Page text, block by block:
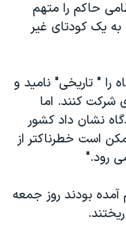
حاکم را متهم
به یک کودتای غیر
را " تاریخی" نامید و
شرکت کنند. اما
نشان داد کشور
است خطرناکتر از
رود."
بودند روز جمعه